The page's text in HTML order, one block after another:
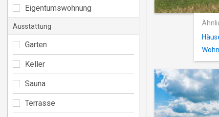
Eigentumswohnung
Ausstattung
Garten
Keller
Sauna
Terrasse